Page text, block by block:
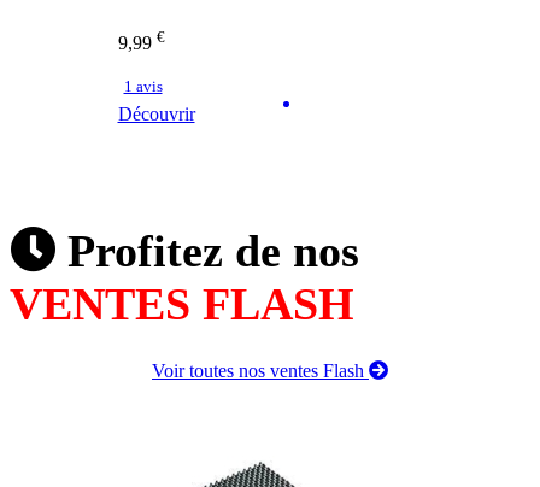
9,99 €
1 avis
Découvrir
Profitez de nos
VENTES FLASH
Voir toutes nos ventes Flash